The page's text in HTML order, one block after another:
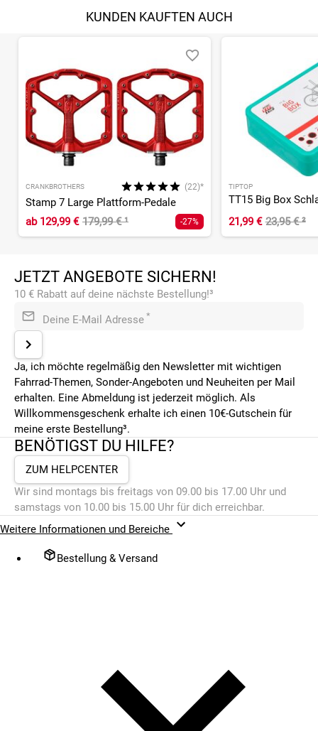
KUNDEN KAUFTEN AUCH
CRANKBROTHERS (22)*
Stamp 7 Large Plattform-Pedale
ab129,99 € 179,99 €¹ -27%
TIPTOP
TT15 Big Box
21,99 € 23,95 €²
JETZT ANGEBOTE SICHERN!
10 € Rabatt auf deine nächste Bestellung!³
Deine E-Mail Adresse *
Ja, ich möchte regelmäßig den Newsletter mit wichtigen
Fahrrad-Themen, Sonder-Angeboten und Neuheiten per Mail
erhalten. Eine Abmeldung ist jederzeit möglich. Als
Willkommensgeschenk erhalte ich einen 10€-Gutschein für
meine erste Bestellung³.
BENÖTIGST DU HILFE?
ZUM HELPCENTER
Wir sind montags bis freitags von 09.00 bis 17.00 Uhr und
samstags von 10.00 bis 15.00 Uhr für dich erreichbar.
Weitere Informationen und Bereiche
Bestellung & Versand